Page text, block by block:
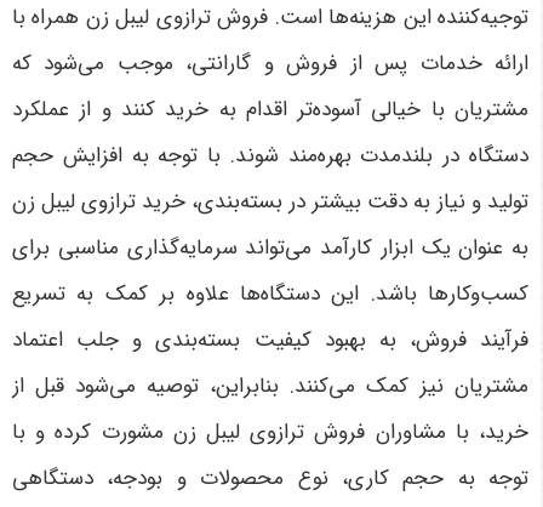
توجیه‌کننده این هزینه‌ها است. فروش ترازوی لیبل زن همراه با
ارائه خدمات پس از فروش و گارانتی، موجب می‌شود که
مشتریان با خیالی آسوده‌تر اقدام به خرید کنند و از عملکرد
دستگاه در بلندمدت بهره‌مند شوند. با توجه به افزایش حجم
تولید و نیاز به دقت بیشتر در بسته‌بندی، خرید ترازوی لیبل زن
به عنوان یک ابزار کارآمد می‌تواند سرمایه‌گذاری مناسبی برای
کسب‌وکارها باشد. این دستگاه‌ها علاوه بر کمک به تسریع
فرآیند فروش، به بهبود کیفیت بسته‌بندی و جلب اعتماد
مشتریان نیز کمک می‌کنند. بنابراین، توصیه می‌شود قبل از
خرید، با مشاوران فروش ترازوی لیبل زن مشورت کرده و با
توجه به حجم کاری، نوع محصولات و بودجه، دستگاهی